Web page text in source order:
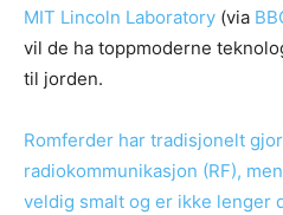
MIT Lincoln Laboratory (via
vil de ha toppmoderne
til jorden.
Romferder har tradisjonelt
radiokommunikasjon (RF),
veldig smalt og er ikke lenger